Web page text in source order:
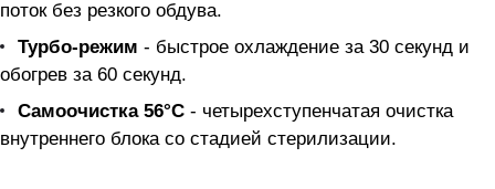
поток без резкого обдува.
Турбо-режим - быстрое охлаждение за 30 секунд и
обогрев за 60 секунд.
Самоочистка 56°C - четырехступенчатая очистка
внутреннего блока со стадией стерилизации.